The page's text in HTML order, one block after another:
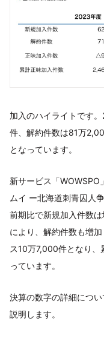
加入のハイライトです
件、解約件数は81万
となっています。
新サービス「
ムイ ー北海道刺青囚人
前期比で新規加入件数
により、解約件数も増
ス10万7,000件となり
っています。
決算の数字の詳細につ
説明します。